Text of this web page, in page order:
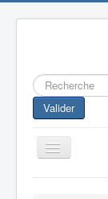
Rechercher
Valider
Toggle
Navigation